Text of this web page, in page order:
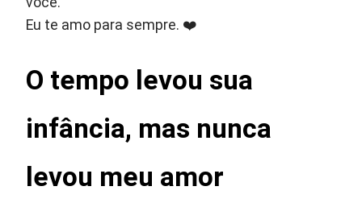
Eu te amo para sempre. ❤️
O tempo levou sua
infância, mas nunca
levou meu amor